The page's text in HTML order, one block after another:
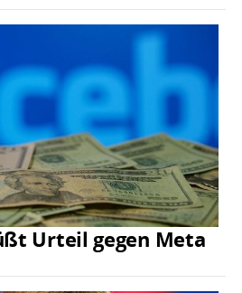
Urteil gegen Meta